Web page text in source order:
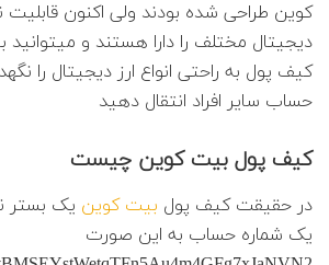
کوین طراحی شده بودند ولی اکنون قابلیت
دیجیتال مختلف را دارا هستند و میتوانید
کیف پول به راحتی انواع ارز دیجیتال را
حساب سایر افراد انتقال دهید
کیف پول بیت کوین چیست
در حقیقت کیف پول بیت کوین یک بستر
یک شماره حساب به این صورت